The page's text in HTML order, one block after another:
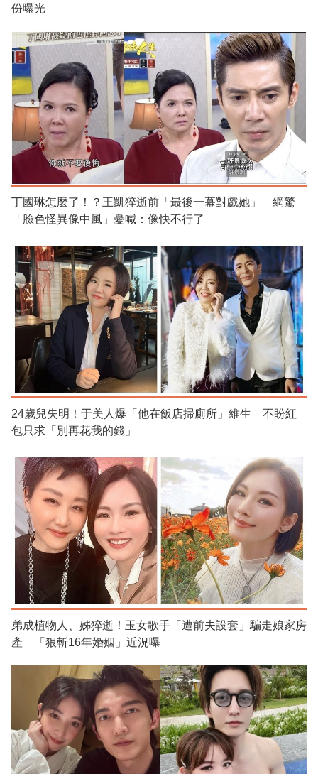
份曝光
丁國琳怎麼了！？王凱猝逝前「最後一幕對戲她」 網驚
「臉色怪異像中風」憂喊：像快不行了
24歲兒失明！于美人爆「他在飯店掃廁所」維生 不盼紅
包只求「別再花我的錢」
弟成植物人、姊猝逝！玉女歌手「遭前夫設套」騙走娘家房
產 「狠斬16年婚姻」近況曝